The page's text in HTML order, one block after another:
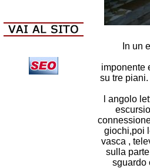
In un
imponente
su tre
l angolo
giochi,poi
vasca ,
sulla
sguardo